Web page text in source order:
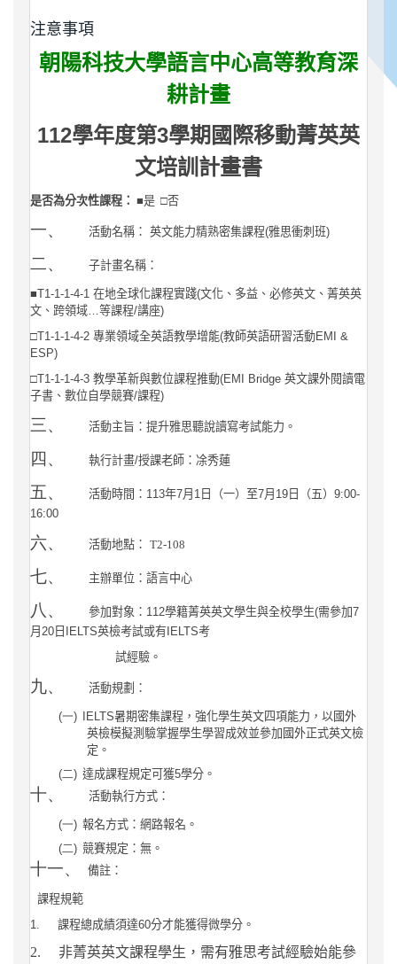
注意事項
朝陽科技大學語言中心高等教育深
耕計畫
112學年度第3學期國際移動菁英英
文培訓計畫書
是否為分次性課程： ■是 □否
一、 活動名稱： 英文能力精熟密集課程(雅思衝刺班)
二、 子計畫名稱：
■T1-1-1-4-1 在地全球化課程實踐(文化、多益、必修英文、菁英英
文、跨領域
等課程/講座)
□T1-1-1-4-2 專業領域全英語教學增能(教師英語研習活動EMI &
ESP)
□T1-1-1-4-3 教學革新與數位課程推動(EMI Bridge 英文課外閱讀電
子書、數位自學競賽/課程)
三、 活動主旨：提升雅思聽說讀寫考試能力。
四、 執行計畫/授課老師：凃秀蓮
五、 活動時間： 113年7月 1 日（一）至7月 19 日（五） 9:00-
16:00
六、 活動地點： T2-108
七、 主辦單位：語言中心
八、 參加對象： 112學籍菁英英文學生與全校學生(需參加7
月 20 日 IELTS英檢考試或有IELTS考
試經驗。
九、 活動規劃：
(一) IELTS暑期密集課程，強化學生英文四項能力，以國外
英檢模擬測驗掌握學生學習成效並參加國外正式英文檢
定。
(二) 達成課程規定可獲5學分。
十、 活動執行方式：
(一) 報名方式：網路報名。
(二) 競賽規定：無。
十一、 備註：
課程規範
1. 課程總成績須達60分才能獲得微學分。
2. 非菁英英文課程學生，需有雅思考試經驗始能參